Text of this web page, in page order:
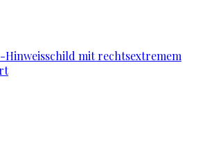
Hinweisschild mit rechtsextremem